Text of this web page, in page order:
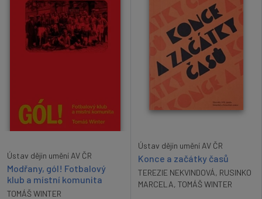
Ústav dějin umění AV ČR
Modřany, gól! Fotbalový
klub a místní komunita
TOMÁŠ WINTER
Ústav dějin umění AV ČR
Konce a začátky časů
TEREZIE NEKVINDOVÁ, RUSINKO
MARCELA, TOMÁŠ WINTER